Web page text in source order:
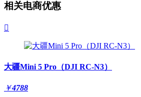
相关电商优惠

大疆Mini 5 Pro（DJI RC-N3）
￥4788